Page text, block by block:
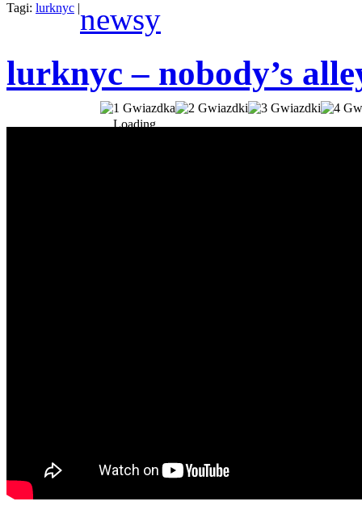
Tagi: lurknyc |newsy
lurknyc – nobody’s
Loading...